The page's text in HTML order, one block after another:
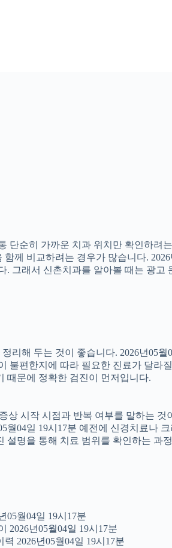
단순히 가까운 치과 위치만 확인하려
께 비교하려는 경우가 많습니다.
그래서 신촌치과를 알아볼 때는 광
리해 두는 것이 좋습니다. 2026년05
불편한지에 따라 필요한 진료가 달라
때문에 정확한 검진이 먼저입니다.
상 시작 시점과 반복 여부를 말하는
월04일 19시17분 예전에 신경치료
설명을 통해 치료 범위를 확인하는 과
05월04일 19시17분
2026년05월04일 19시17분
2026년05월04일 19시17분